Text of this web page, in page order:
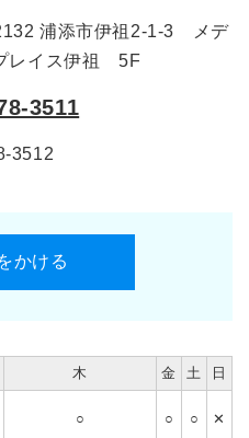
浦添市伊祖2-1-3 メデ
レイス伊祖 5F
3511
3512
かける
木 金 土 日
○ ○ ○ ✕